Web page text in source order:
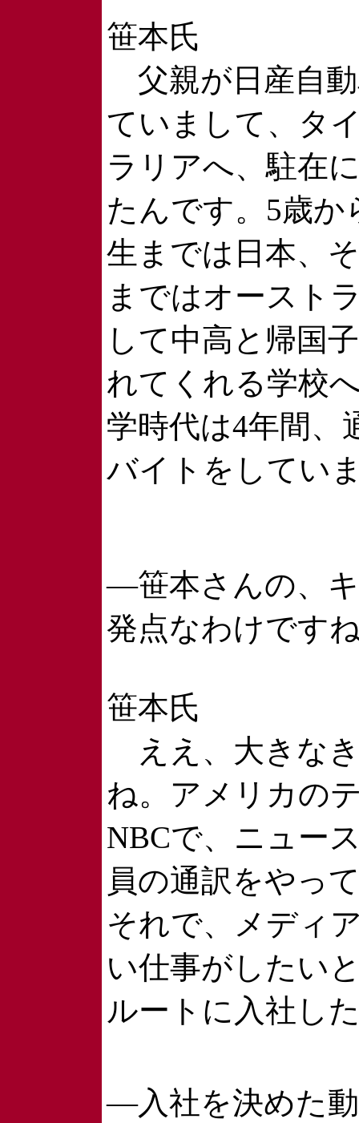
笹本氏
父親が日産自
ていまして、タ
ラリアへ、駐在
たんです。5歳か
生までは日本、
まではオースト
して中高と帰国
れてくれる学校
学時代は4年間、
バイトをしてい
―笹本さんの、
発点なわけです
笹本氏
ええ、大きな
ね。アメリカの
NBCで、ニュー
員の通訳をやっ
それで、メディ
い仕事がしたい
ルートに入社し
―入社を決めた